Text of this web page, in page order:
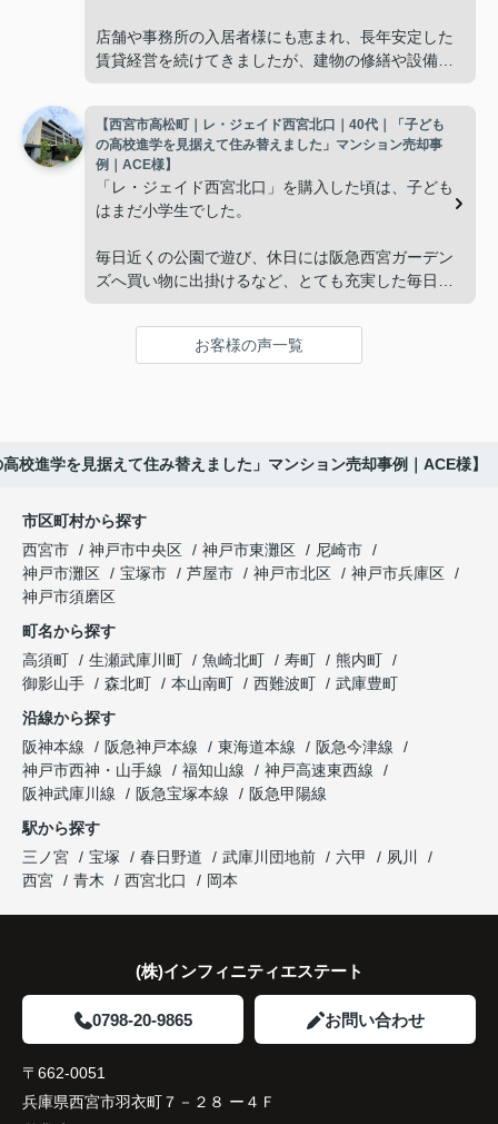
掃除や管理の負担も考え、夫婦二人にちょうど良い
インフィニティエステートさんへ相談すると、「パ
ークナード西宮北口」の査定だけでなく、住み替え
先とのスケジュールや資金計画まで丁寧にサポート
してくださいました。
販売活動では、西宮北口駅へのアクセス、阪急西宮
ガーデンズ、医療機関や買い物施設など、将来も安
した。
趣味を楽しむ時間が増えました。
これからの暮らしを前向きに考えられるようにな
り、住み替えを決断して本当に良かったと思ってい
ます。
店舗や事務所の入居者様にも恵まれ、長年安定した
賃貸経営を続けてきましたが、建物の修繕や設備更
子どもたちはそれぞれ別の仕事に就いており、
「将来、このビルの管理を任せるのは難しいかもし
れない。」
と家族で話し合うようになりました。
インフィニティエステートさんへ相談すると、収益
投資家向けの販売方法をご提案いただきました。
「立地も良く、長期保有したい物件です。」
と話され、このビルを大切に運営してくださること
になりました。
長年守ってきた資産を安心して引き継ぐことがで
き、家族全員が納得できる売却となりました。
【西宮市高松町｜レ・ジェイド西宮北口｜40代｜「子ども
の高校進学を見据えて住み替えました」マンション売却事
例｜ACE様】
「レ・ジェイド西宮北口」を購入した頃は、子ども
はまだ小学生でした。
毎日近くの公園で遊び、休日には阪急西宮ガーデン
ズへ買い物に出掛けるなど、とても充実した毎日を
年月が経ち、子どもが高校進学を意識する年齢にな
「レ・ジェイド西宮北口」の査定だけでなく、新居
購入とのタイミングや資金計画についても丁寧に説
明してくださいました。
販売活動では、西宮北口駅へのアクセス、阪急西宮
ガーデンズ、教育施設、商業施設など、このエリア
した。
購入されたご家族は、
と大変喜ばれ、この住まいを選ばれました。
住み替え後は家族それぞれの通勤・通学時間が短く
家族全員にとって、将来を見据えた良い選択だった
お客様の声一覧
校進学を見据えて住み替えました」マンション売却事例｜ACE様】
市区町村から探す
西宮市
神戸市中央区 神戸市東灘区
尼崎市
神戸市灘区
宝塚市 芦屋市 神戸市北区
神戸市兵庫区
神戸市須磨区
町名から探す
高須町
生瀬武庫川町 魚崎北町 寿町
熊内町
御影山手
森北町 本山南町 西難波町
武庫豊町
沿線から探す
阪神本線
阪急神戸本線 東海道本線
阪急今津線
神戸市西神・山手線
福知山線
神戸高速東西線
阪神武庫川線
阪急宝塚本線
阪急甲陽線
駅から探す
三ノ宮
宝塚 春日野道 武庫川団地前 六甲
夙川
西宮
青木 西宮北口 岡本
(株)インフィニティエステート
0798-20-9865 お問い合わせ
〒662-0051
兵庫県西宮市羽衣町７－２８ ー４Ｆ